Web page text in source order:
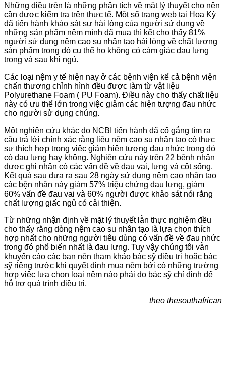
Những điều trên là những phân tích về mặt lý thuyết cho nên
cần được kiểm tra trên thực tế. Một số trang web tại Hoa Kỳ
đã tiến hành khảo sát sự hài lòng của người sử dụng về
những sản phẩm nệm mình đã mua thì kết cho thấy 81%
người sử dụng nệm cao su nhân tạo hài lòng về chất lượng
sản phẩm trong đó cụ thể họ không có cảm giác đau lưng
trong và sau khi ngủ.
Các loại nệm y tế hiện nay ở các bệnh viện kể cả bệnh viện
chấn thương chỉnh hình đều được làm từ vật liệu
Polyurethane Foam ( PU Foam). Điều này cho thấy chất liệu
này có ưu thể lớn trong việc giảm các hiện tượng đau nhức
cho người sử dụng chúng.
Một nghiên cứu khác do NCBI tiến hành đã cố gắng tìm ra
câu trả lời chính xác rằng liệu nệm cao su nhân tạo có thực
sự thích hợp trong việc giảm hiện tượng đau nhức trong đó
có đau lưng hay không. Nghiên cứu này trên 22 bênh nhân
được ghi nhận có các vấn đề về đau vai, lưng và cột sống.
Kết quả sau đưa ra sau 28 ngày sử dụng nệm cao nhân tạo
các bện nhân này giảm 57% triệu chứng đau lưng, giảm
60% vấn đề đau vai và 60% người được khảo sát nói rằng
chất lượng giấc ngủ có cải thiện.
Từ những nhận định về mặt lý thuyết lẫn thực nghiệm đều
cho thấy rằng dòng nệm cao su nhân tạo là lựa chọn thích
hợp nhất cho những người tiêu dùng có vấn đề về đau nhức
trong đó phổ biến nhất là đau lưng. Tuy vậy chúng tôi vẫn
khuyến cáo các bạn nên tham khảo bác sỹ điều trị hoặc bác
sỹ riêng trước khi quyết định mua nệm bởi có những trường
hợp việc lựa chọn loại nệm nào phải do bác sỹ chỉ định để
hỗ trợ quá trình điều trị.
theo thesouthafrican